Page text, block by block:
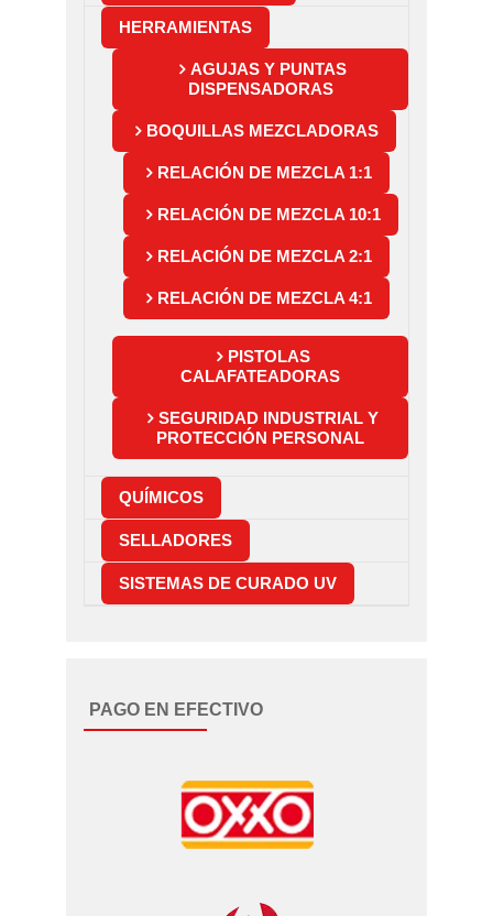
HERRAMIENTAS
AGUJAS Y PUNTAS
DISPENSADORAS
BOQUILLAS MEZCLADORAS
RELACIÓN DE MEZCLA 1:1
RELACIÓN DE MEZCLA 10:1
RELACIÓN DE MEZCLA 2:1
RELACIÓN DE MEZCLA 4:1
PISTOLAS
CALAFATEADORAS
SEGURIDAD INDUSTRIAL Y
PROTECCIÓN PERSONAL
QUÍMICOS
SELLADORES
SISTEMAS DE CURADO UV
PAGO EN EFECTIVO